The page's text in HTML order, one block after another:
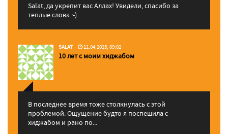
Salat, да укрепит вас Аллаx! Увидели, спасибо за
теплые слова :-)...
SALAT 11.04.2025, 09:02
10 лет с моим хиджабом
В последнее время тоже столкнулась с этой
проблемой. Ощущение будто я поспешила с
хиджабом и рано по...